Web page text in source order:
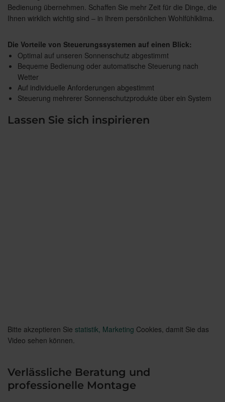
Bedienung übernehmen. Schaffen Sie mehr Zeit für die Dinge, die
Ihnen wirklich wichtig sind – in Ihrem persönlichen Wohlfühlklima.
Die Vorteile von Steuerungssystemen auf einen Blick:
Optimal auf unseren Sonnenschutz abgestimmt
Bequeme Bedienung oder automatische Steuerung nach
Wetter
Auf individuelle Anforderungen abgestimmt
Steuerung mehrerer Sonnenschutzprodukte über ein System
Lassen Sie sich inspirieren
Bitte akzeptieren Sie statistik, Marketing Cookies, damit Sie das
Video sehen können.
Verlässliche Beratung und
professionelle Montage